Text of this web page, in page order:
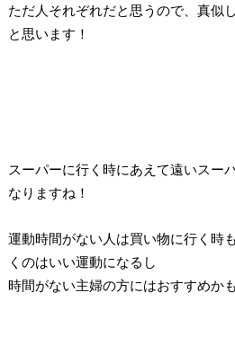
ただ人それぞれだと思うので、真似
と思います！
スーパーに行く時にあえて遠いスー
なりますね！
運動時間がない人は買い物に行く時
くのはいい運動になるし
時間がない主婦の方にはおすすめか